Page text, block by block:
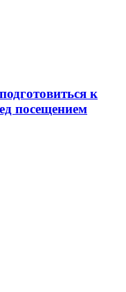
к
посещением